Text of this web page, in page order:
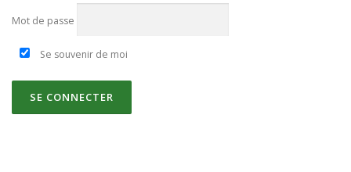
Mot de passe
Se souvenir de moi